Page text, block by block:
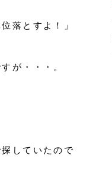
落とすよ！」
が・・・。
していたので